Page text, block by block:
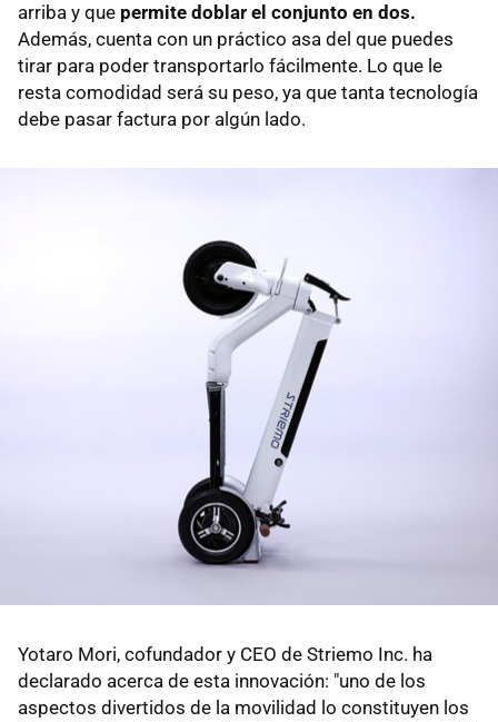
arriba y que permite doblar el conjunto en dos.
Además, cuenta con un práctico asa del que puedes
tirar para poder transportarlo fácilmente. Lo que le
resta comodidad será su peso, ya que tanta tecnología
debe pasar factura por algún lado.
Yotaro Mori, cofundador y CEO de Striemo Inc. ha
declarado acerca de esta innovación: "uno de los
aspectos divertidos de la movilidad lo constituyen los